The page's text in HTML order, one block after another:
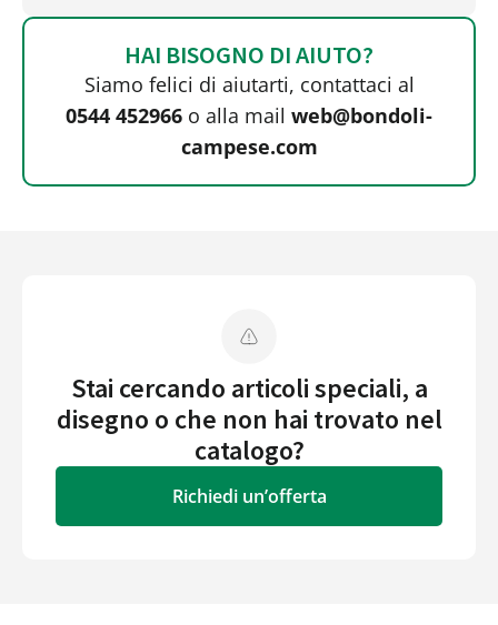
HAI BISOGNO DI AIUTO?
Siamo felici di aiutarti, contattaci al
0544 452966 o alla mail web@bondoli-
campese.com
Stai cercando articoli speciali, a
disegno o che non hai trovato nel
catalogo?
Richiedi un’offerta